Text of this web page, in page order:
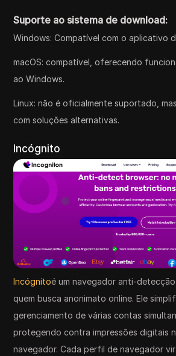
Suporte ao sistema de download:
Windows: Compatível com o aplicativo
macOS: compatível, oferecendo
ao Windows.
Linux: não é oficialmente suportado,
com soluções alternativas.
Incógnito
Incógnitoé um navegador anti-
quem busca anonimato online. Ele
gerenciamento de várias contas
protegendo contra impressões digitais
navegador. Cada perfil de navegador